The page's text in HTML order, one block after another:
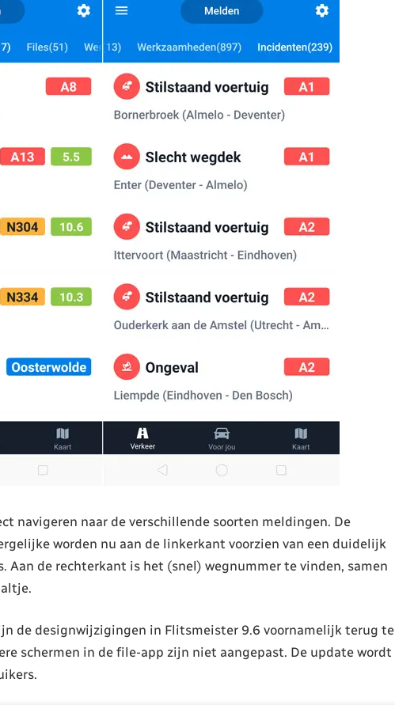
navigeren naar de verschillende soorten meldingen. De
worden nu aan de linkerkant voorzien van een duidelijk
Aan de rechterkant is het (snel) wegnummer te vinden, samen
de designwijzigingen in Flitsmeister 9.6 voornamelijk terug te
schermen in de file-app zijn niet aangepast. De update wordt